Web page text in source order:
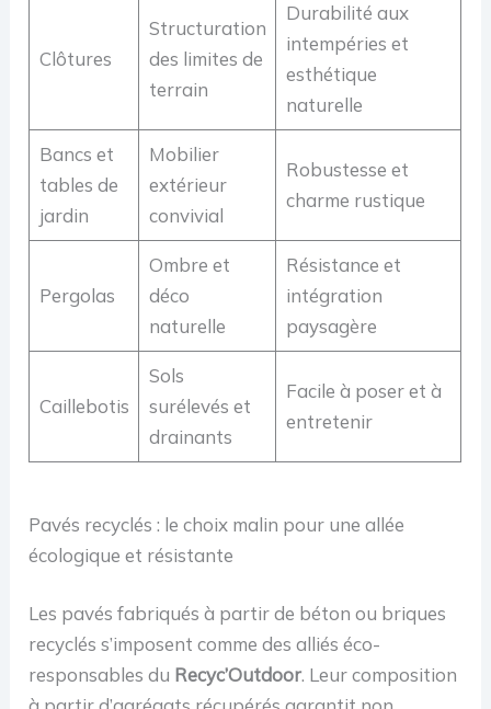
Clôtures
Structuration
des limites de
terrain
Durabilité aux
intempéries et
esthétique
naturelle
Bancs et
tables de
jardin
Mobilier
extérieur
convivial
Robustesse et
charme rustique
Pergolas
Ombre et
déco
naturelle
Résistance et
intégration
paysagère
Caillebotis
Sols
surélevés et
drainants
Facile à poser et à
entretenir
Pavés recyclés : le choix malin pour une allée
écologique et résistante
Les pavés fabriqués à partir de béton ou briques
recyclés s’imposent comme des alliés éco-
responsables du Recyc’Outdoor. Leur composition